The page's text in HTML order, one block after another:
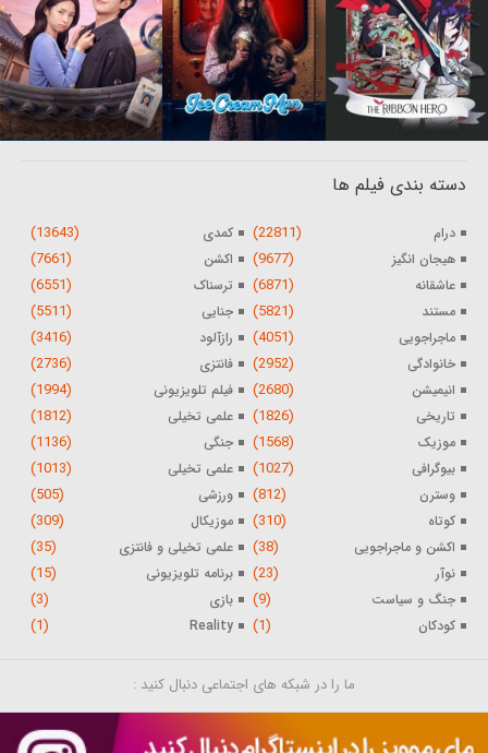
دسته بندی فیلم ها
درام (22811) کمدی (13643)
هیجان انگیز (9677) اکشن (7661)
عاشقانه (6871) ترسناک (6551)
مستند (5821) جنایی (5511)
ماجراجویی (4051) رازآلود (3416)
خانوادگی (2952) فانتزی (2736)
انیمیشن (2680) فیلم تلویزیونی (1994)
تاریخی (1826) علمی تخیلی (1812)
موزیک (1568) جنگی (1136)
بیوگرافی (1027) علمی تخیلی (1013)
وسترن (812) ورزشی (505)
کوتاه (310) موزیکال (309)
اکشن و ماجراجویی (38) علمی تخیلی و فانتزی (35)
نوآر (23) برنامه تلویزیونی (15)
جنگ و سیاست (9) بازی (3)
کودکان (1)
Reality
(1)
ما را در شبکه های اجتماعی دنبال کنید :